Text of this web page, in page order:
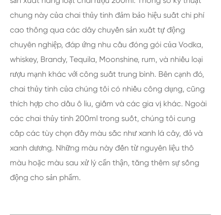
chung này của chai thủy tinh đảm bảo hiệu suất chi phí
cao thông qua các dây chuyền sản xuất tự động
chuyên nghiệp, đáp ứng nhu cầu đóng gói của Vodka,
whiskey, Brandy, Tequila, Moonshine, rum, và nhiều loại
rượu mạnh khác với công suất trung bình. Bên cạnh đó,
chai thủy tinh của chúng tôi có nhiều công dụng, cũng
thích hợp cho dầu ô liu, giấm và các gia vị khác. Ngoài
các chai thủy tinh 200ml trong suốt, chúng tôi cung
cấp các tùy chọn đầy màu sắc như xanh lá cây, đỏ và
xanh dương. Những màu này đến từ nguyên liệu thô
màu hoặc màu sau xử lý cẩn thận, tăng thêm sự sống
động cho sản phẩm.